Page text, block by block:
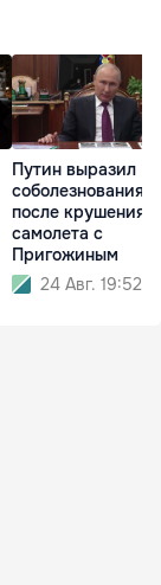
Путин выразил
соболезнования
после крушения
самолета с
Пригожиным
24 Авг. 19:52